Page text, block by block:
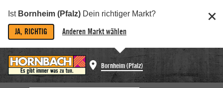
Ist Bornheim (Pfalz) Dein richtiger Markt?
JA, RICHTIG Anderen Markt wählen
Bornheim (Pfalz)